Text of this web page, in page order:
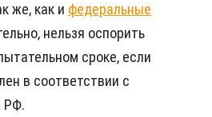
же, как и федеральные
нельзя оспорить
сроке, если
в соответствии с
РФ.